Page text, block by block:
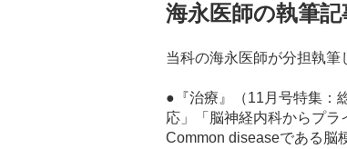
海永医師の執筆
当科の海永医師が分担執筆
●『治療』（11月号特集：
応」「脳神経内科からプラ
Common diseaseである脳